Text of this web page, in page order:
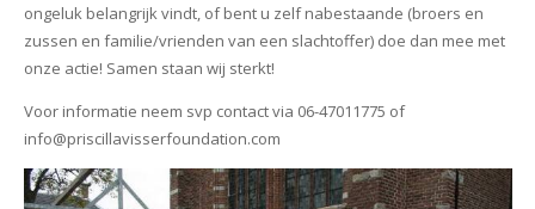
ongeluk belangrijk vindt, of bent u zelf nabestaande (broers en
zussen en familie/vrienden van een slachtoffer) doe dan mee met
onze actie! Samen staan wij sterkt!
Voor informatie neem svp contact via 06-47011775 of
info@priscillavisserfoundation.com